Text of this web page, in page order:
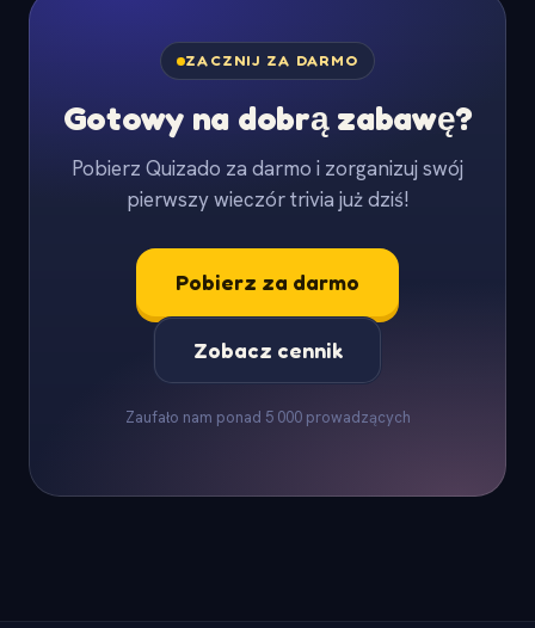
ZACZNIJ ZA DARMO
Gotowy na dobrą zabawę?
Pobierz Quizado za darmo i zorganizuj swój
pierwszy wieczór trivia już dziś!
Pobierz za darmo
Zobacz cennik
Zaufało nam ponad 5 000 prowadzących